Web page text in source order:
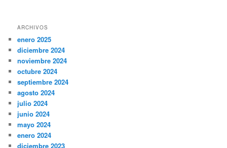
ARCHIVOS
enero 2025
diciembre 2024
noviembre 2024
octubre 2024
septiembre 2024
agosto 2024
julio 2024
junio 2024
mayo 2024
enero 2024
diciembre 2023